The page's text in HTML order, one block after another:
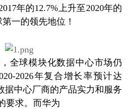
年的12.7%上升至2020年的
一的领先地位！
全球模块化数据中心市场仍
2026年复合增长率预计达
据中心厂商的产品实力和服务
要求。而华为